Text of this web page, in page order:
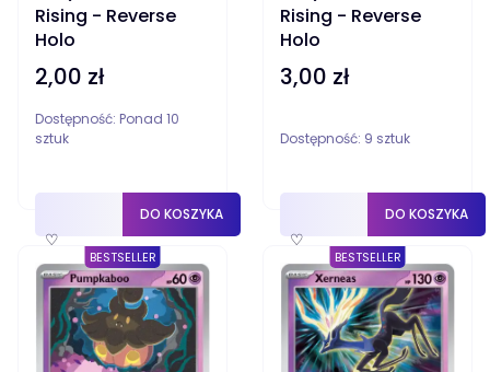
Rising - Reverse
Holo
Cena
2,00 zł
Dostępność: Ponad 10
sztuk
♡
DO KOSZYKA
Rising - Reverse
Holo
Cena
3,00 zł
Dostępność: 9 sztuk
♡
DO KOSZYKA
BESTSELLER BESTSELLER